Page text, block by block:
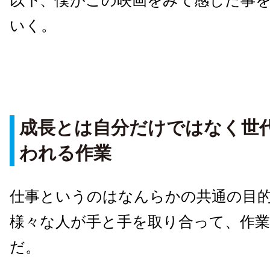
いく。
成長とは自分だけではなく世
われる作業
仕事というのはなんらかの共通の目
様々な人が手と手を取り合って、作
だ。